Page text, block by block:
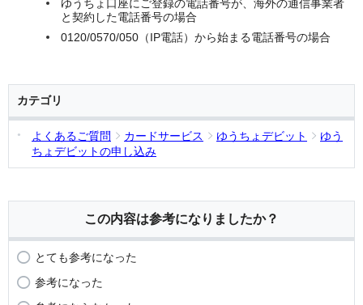
ゆうちょ口座にご登録の電話番号が、海外の通信事業者
と契約した電話番号の場合
0120/0570/050（IP電話）から始まる電話番号の場合
カテゴリ
よくあるご質問 カードサービス ゆうちょデビット
ゆう
ちょデビットの申し込み
この内容は参考になりましたか？
とても参考になった
参考になった